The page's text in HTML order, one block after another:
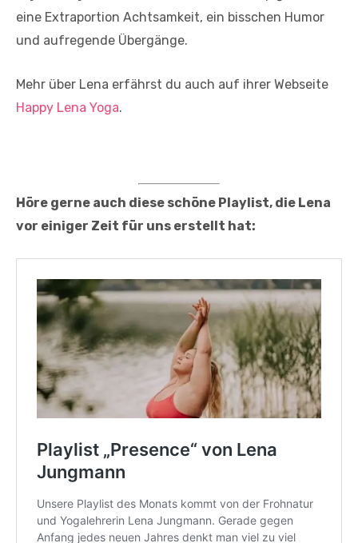
eine Extraportion Achtsamkeit, ein bisschen Humor
und aufregende Übergänge.
Mehr über Lena erfährst du auch auf ihrer Webseite
Happy Lena Yoga.
Höre gerne auch diese schöne Playlist, die Lena
vor einiger Zeit für uns erstellt hat: